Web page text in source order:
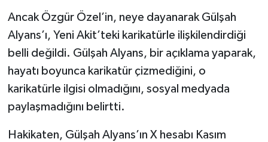
Ancak Özgür Özel’in, neye dayanarak Gülşah
Alyans’ı, Yeni Akit’teki karikatürle ilişkilendirdiği
belli değildi. Gülşah Alyans, bir açıklama yaparak,
hayatı boyunca karikatür çizmediğini, o
karikatürle ilgisi olmadığını, sosyal medyada
paylaşmadığını belirtti.
Hakikaten, Gülşah Alyans’ın X hesabı Kasım